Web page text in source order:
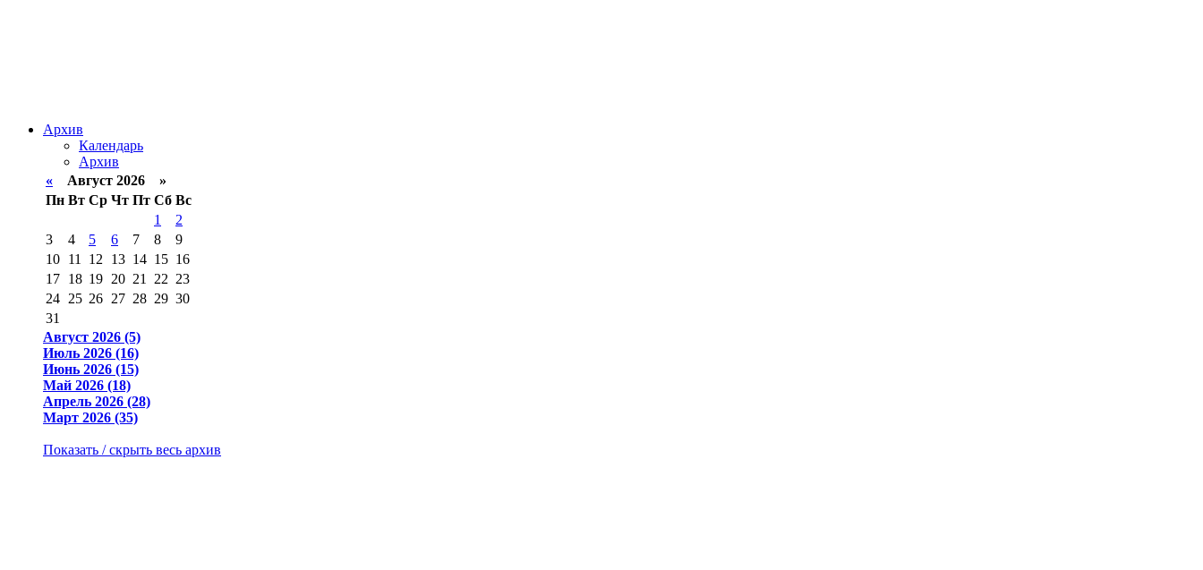
Архив
Календарь
Архив
« Август 2026 »
Пн Вт Ср Чт Пт Сб Вс
1
2
3
4 5 6 7 8
9
10 11 12 13 14 15 16
17 18 19 20 21 22 23
24 25 26 27 28 29 30
31
Август 2026 (5)
Июль 2026 (16)
Июнь 2026 (15)
Май 2026 (18)
Апрель 2026 (28)
Март 2026 (35)
Показать / скрыть весь архив